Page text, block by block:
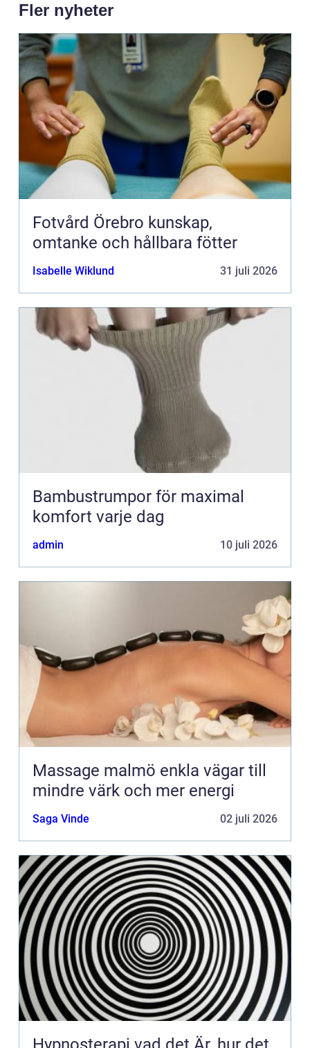
Fler nyheter
Fotvård Örebro kunskap,
omtanke och hållbara fötter
Isabelle Wiklund 31 juli 2026
Bambustrumpor för maximal
komfort varje dag
admin 10 juli 2026
Massage malmö enkla vägar till
mindre värk och mer energi
Saga Vinde 02 juli 2026